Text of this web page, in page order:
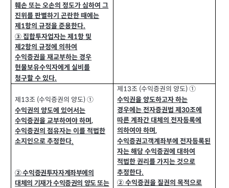
훼손 또는 오손의 정도가 심하여 그
진위를 판별하기 곤란한 때에는
제 1항의 규정을 준용한다.
③ 집합투자업자는 제1항 및
제2항의 규정에 의하여
수익증권을 재교부하는 경우
현물보유수익자에게 실비를
청구할 수 있다.
제 13조 (수익증권의 양도)①
수익권의 양도에 있어서는
수익증권을 교부하여야 하며,
수익증권의 점유자는 이를 적법한
소지인으로 추정한다.
② 수익증권투자자계좌부에의
대체의 기재가 수익증권의 양도 또는
제 13조 (수익증권의 양도)①
수익권을 양도하고자 하는
경우에는 전자증권법 제30조에
따른 계좌간 대체의 전자등록에
의하여야 하며,
수익증권고객계좌부에 전자등록된
자는 해당 수익증권에 대하여
적법한 권리를 가지는 것으로
추정한다.
② 수익증권을 질권의 목적으로